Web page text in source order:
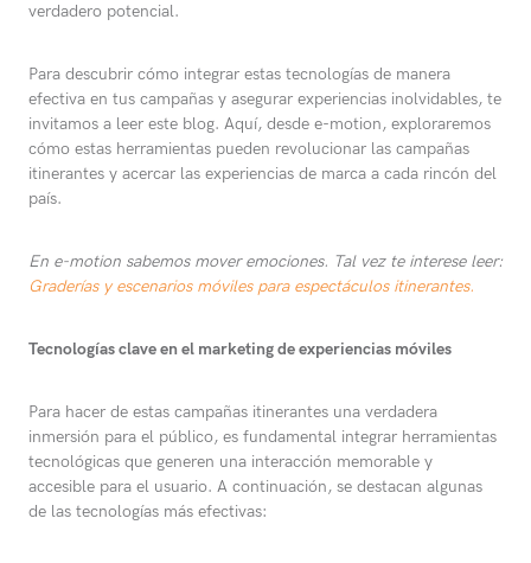
verdadero potencial.
Para descubrir cómo integrar estas tecnologías de manera
efectiva en tus campañas y asegurar experiencias inolvidables, te
invitamos a leer este blog. Aquí, desde e-motion, exploraremos
cómo estas herramientas pueden revolucionar las campañas
itinerantes y acercar las experiencias de marca a cada rincón del
país.
En e-motion sabemos mover emociones. Tal vez te interese leer:
Graderías y escenarios móviles para espectáculos itinerantes.
Tecnologías clave en el marketing de experiencias móviles
Para hacer de estas campañas itinerantes una verdadera
inmersión para el público, es fundamental integrar herramientas
tecnológicas que generen una interacción memorable y
accesible para el usuario. A continuación, se destacan algunas
de las tecnologías más efectivas: